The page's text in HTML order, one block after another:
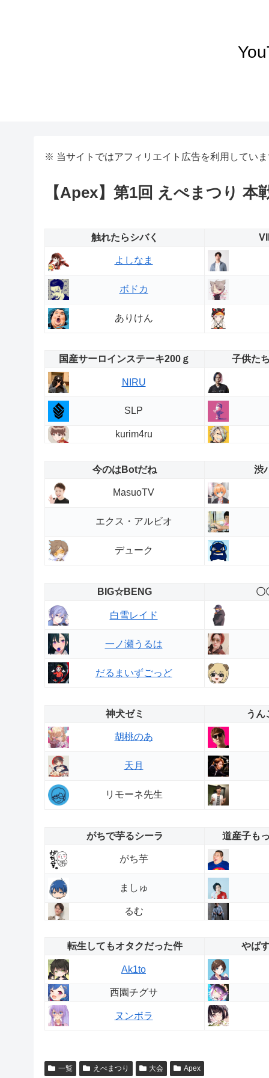
※ 当サイトではアフィリエイト広告を利用してい
【Apex】第1回 えぺまつり 本
触れたらシバく
よしなま
ボドカ
ありけん
国産サーロインステーキ200ｇ 子供た
NIRU
SLP
kurim4ru
今のはBotだね 渋
MasuoTV
エクス・アルビオ
デューク
BIG☆BENG 〇
白雪レイド
一ノ瀬うるは
だるまいずごっど
神犬ゼミ うん
胡桃のあ
天月
リモーネ先生
がちで芋るシーラ 道産子も
がち芋
ましゅ
るむ
転生してもオタクだった件 やば
Ak1to
西園チグサ
ヌンボラ
一覧 えぺまつり 大会 Apex